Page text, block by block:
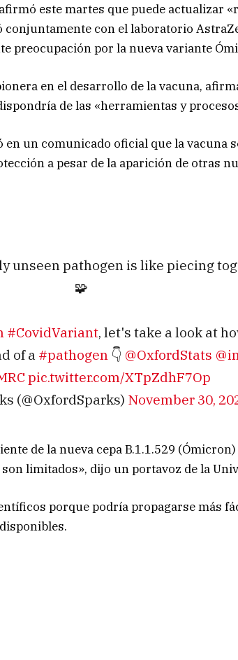
este martes que puede actualizar
conjuntamente con el laboratorio
preocupación por la nueva variante
en el desarrollo de la vacuna,
de las «herramientas y
en un comunicado oficial que la vacuna
a pesar de la aparición de otras
unseen pathogen is like piecing
🧩
#CovidVariant, let's take a look at
of a #pathogen 👇 @OxfordStats
pic.twitter.com/XTpZdhF7Op
(@OxfordSparks) November 30,
de la nueva cepa B.1.1.529
limitados», dijo un portavoz de la
porque podría propagarse más